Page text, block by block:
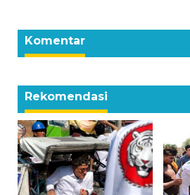
Komentar
Rekomendasi